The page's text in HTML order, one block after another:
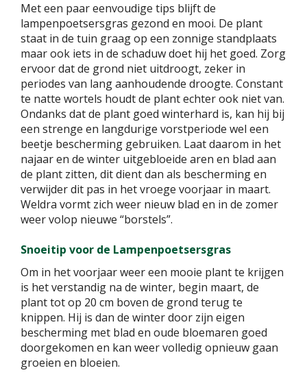
Met een paar eenvoudige tips blijft de
lampenpoetsersgras gezond en mooi. De plant
staat in de tuin graag op een zonnige standplaats
maar ook iets in de schaduw doet hij het goed. Zorg
ervoor dat de grond niet uitdroogt, zeker in
periodes van lang aanhoudende droogte. Constant
te natte wortels houdt de plant echter ook niet van.
Ondanks dat de plant goed winterhard is, kan hij bij
een strenge en langdurige vorstperiode wel een
beetje bescherming gebruiken. Laat daarom in het
najaar en de winter uitgebloeide aren en blad aan
de plant zitten, dit dient dan als bescherming en
verwijder dit pas in het vroege voorjaar in maart.
Weldra vormt zich weer nieuw blad en in de zomer
weer volop nieuwe “borstels”.
Snoeitip voor de Lampenpoetsersgras
Om in het voorjaar weer een mooie plant te krijgen
is het verstandig na de winter, begin maart, de
plant tot op 20 cm boven de grond terug te
knippen. Hij is dan de winter door zijn eigen
bescherming met blad en oude bloemaren goed
doorgekomen en kan weer volledig opnieuw gaan
groeien en bloeien.